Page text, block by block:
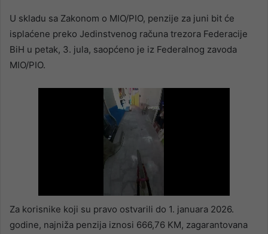
U skladu sa Zakonom o MIO/PIO, penzije za juni bit će
isplaćene preko Jedinstvenog računa trezora Federacije
BiH u petak, 3. jula, saopćeno je iz Federalnog zavoda
MIO/PIO.
Za korisnike koji su pravo ostvarili do 1. januara 2026.
godine, najniža penzija iznosi 666,76 KM, zagarantovana